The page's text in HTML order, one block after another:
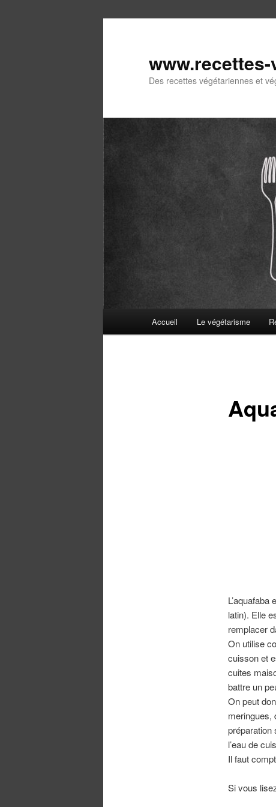
Des recettes végétariennes et
Accueil Le végétarisme
latin). Elle
remplacer
On utilise
cuisson et
cuites
battre un
On peut
meringues,
préparation
l’eau de
Il faut
Si vous